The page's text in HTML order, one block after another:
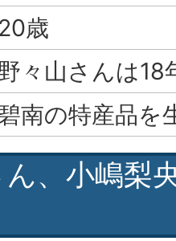
20歳
々山さんは18
南の特産品を
、小嶋梨